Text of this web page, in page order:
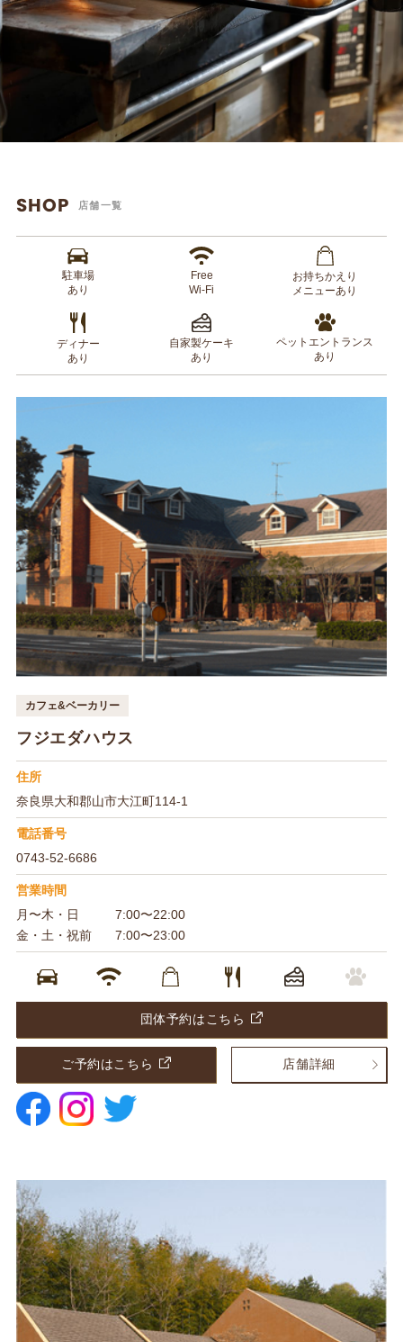
SHOP 店舗一覧
駐車場
あり
Free
Wi-Fi
お持ちかえり
メニューあり
ディナー
あり
自家製ケーキ
あり
ペットエントランス
あり
カフェ&ベーカリー
フジエダハウス
住所
奈良県大和郡山市大江町114-1
電話番号
0743-52-6686
営業時間
月〜木・日
7:00〜22:00
金・土・祝前
7:00〜23:00
団体予約はこちら
ご予約はこちら 店舗詳細